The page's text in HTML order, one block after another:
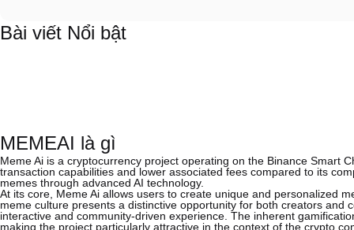
Bài viết Nổi bật
MEMEAI là gì
Meme Ai is a cryptocurrency project operating on the Binance Smart
transaction capabilities and lower associated fees compared to its
memes through advanced AI technology.
At its core, Meme Ai allows users to create unique and personalized
meme culture presents a distinctive opportunity for both creators and
interactive and community-driven experience. The inherent
making the project particularly attractive in the context of the crypto